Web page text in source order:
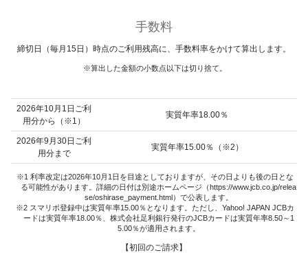
手数料
締切日（毎月15日）時点のご利用残高に、手数料率をかけて算出します。
算出した金額の小数点以下は切り捨て。
2026年10月1日ご利
用分から（※1）
実質年率18.00％
2026年9月30日ご利
用分まで
実質年率15.00％（※2）
1 利率改定は2026年10月1日を目途としておりますが、その日よりも後の日とな
る可能性があります。詳細の日付は別途ホームページ（https://www.jcb.co.jp/relea
se/oshirase_payment.html）で公表します。
2 スマリボ登録中は実質年率15.00％となります。ただし、Yahoo! JAPAN JCBカ
ードは実質年率18.00％、株式会社足利銀行発行のJCBカードは実質年率8.50～1
5.00％が適用されます。
【初回のご請求】